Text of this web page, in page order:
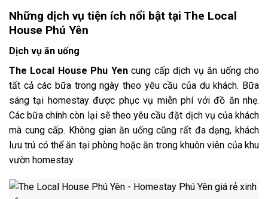
Những dịch vụ tiện ích nổi bật tại The Local
House Phú Yên
Dịch vụ ăn uống
The Local House Phu Yencung cấp dịch vụ ăn uống cho
tất cả các bữa trong ngày theo yêu cầu của du khách. Bữa
sáng tại homestay được phục vụ miễn phí với đồ ăn nhẹ.
Các bữa chính còn lại sẽ theo yêu cầu đặt dịch vụ của khách
mà cung cấp. Không gian ăn uống cũng rất đa dạng, khách
lưu trú có thể ăn tại phòng hoặc ăn trong khuôn viên của khu
vườn homestay.